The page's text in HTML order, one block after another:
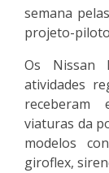
semana
projeto-
Os Nissan
atividades
receberam
viaturas da
modelos
giroflex,